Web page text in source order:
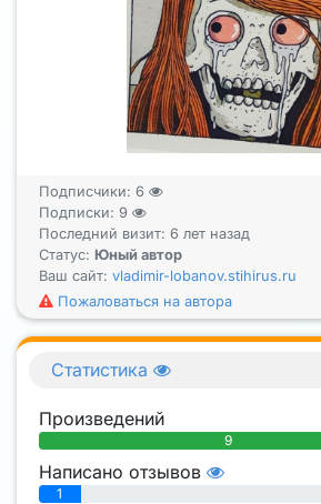
Подписчики: 6
Подписки: 9
Последний визит: 6 лет назад
Статус: Юный автор
Ваш сайт: vladimir-lobanov.stihirus.ru
Пожаловаться на автора
Статистика
Произведений
9
Написано отзывов
1